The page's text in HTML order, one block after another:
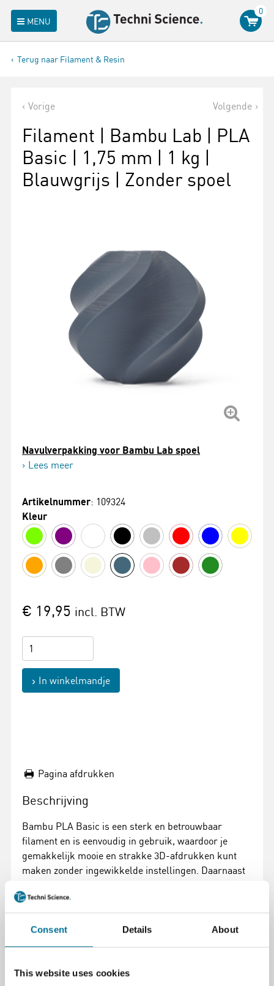
Consent Details About
This website uses cookies
MENU
0
Terug naar Filament & Resin
Vorige Volgende
Filament | Bambu Lab | PLA
Basic | 1,75 mm | 1 kg |
Blauwgrijs | Zonder spoel
Navulverpakking voor Bambu Lab spoel
Lees meer
Artikelnummer: 109324
Kleur
€ 19,95 incl. BTW
In winkelmandje
Pagina afdrukken
Beschrijving
Bambu PLA Basic is een sterk en betrouwbaar
filament en is eenvoudig in gebruik, waardoor je
gemakkelijk mooie en strakke 3D-afdrukken kunt
maken zonder ingewikkelde instellingen. Daarnaast
al opgeslagen in een kleine RFID-chip op het
filament. Deze chip wordt automatisch gelezen door
het Bambu Lab 3D-printersysteem (AMS), zodat je
meteen kunt beginnen met printen zonder zelf